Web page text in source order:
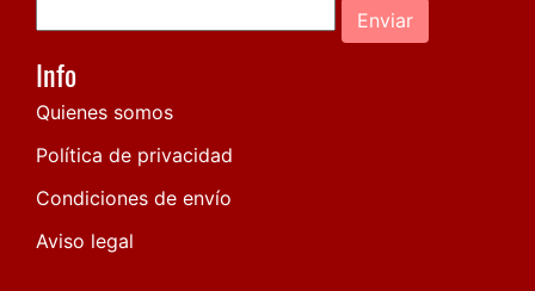
Enviar
Info
Quienes somos
Política de privacidad
Condiciones de envío
Aviso legal